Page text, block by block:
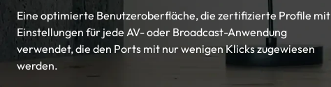
Eine optimierte Benutzeroberfläche, die zertifizierte Profile mit
Einstellungen für jede AV- oder Broadcast-Anwendung
verwendet, die den Ports mit nur wenigen Klicks zugewiesen
werden.